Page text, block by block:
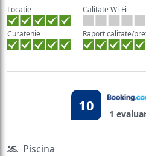
Locatie Calitate Wi-Fi
Curatenie Raport calitate/
10 1
Piscina